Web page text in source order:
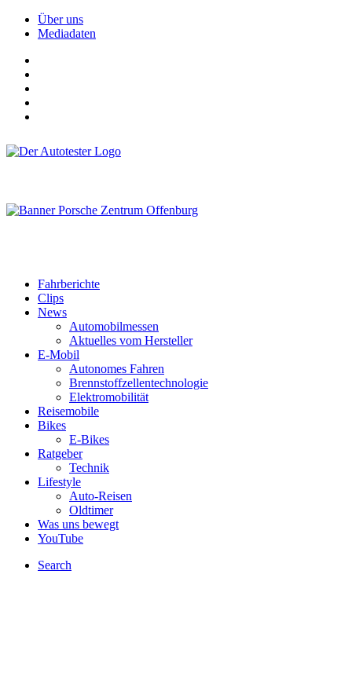
Über uns
Mediadaten
Fahrberichte
Clips
News
Automobilmessen
Aktuelles vom Hersteller
E-Mobil
Autonomes Fahren
Brennstoffzellentechnologie
Elektromobilität
Reisemobile
Bikes
E-Bikes
Ratgeber
Technik
Lifestyle
Auto-Reisen
Oldtimer
Was uns bewegt
YouTube
Search